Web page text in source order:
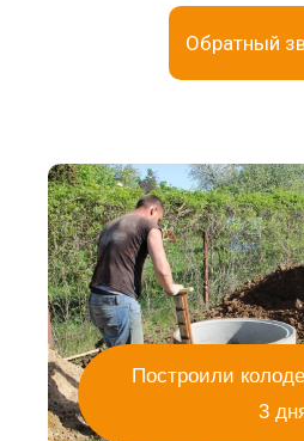
Обратный
Построили
3